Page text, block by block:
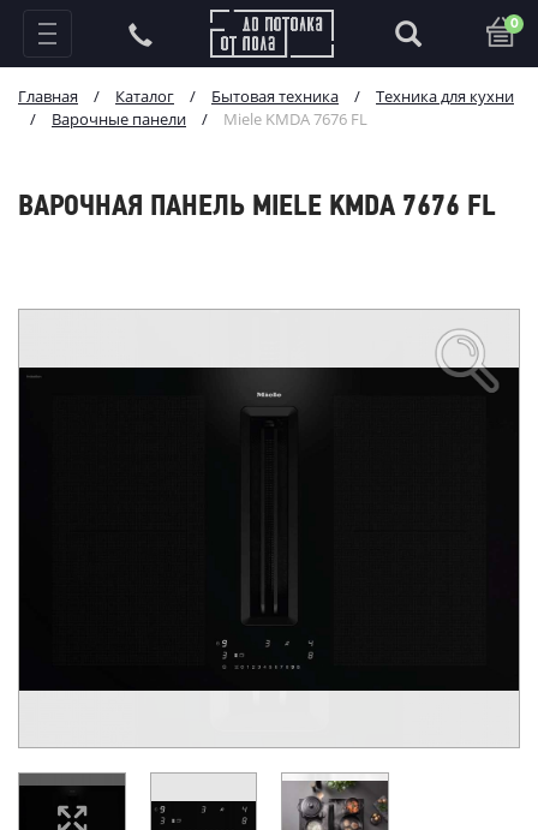
0
Главная / Каталог / Бытовая техника /
Техника для кухни
/
Варочные панели / Miele KMDA 7676 FL
ВАРОЧНАЯ ПАНЕЛЬ MIELE KMDA 7676 FL